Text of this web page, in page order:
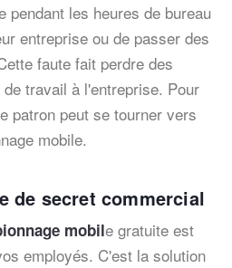
pendant les heures de bureau
entreprise ou de passer des
faute fait perdre des
travail à l'entreprise. Pour
patron peut se tourner vers
mobile.
de secret commercial
mobile gratuite est
employés. C'est la solution